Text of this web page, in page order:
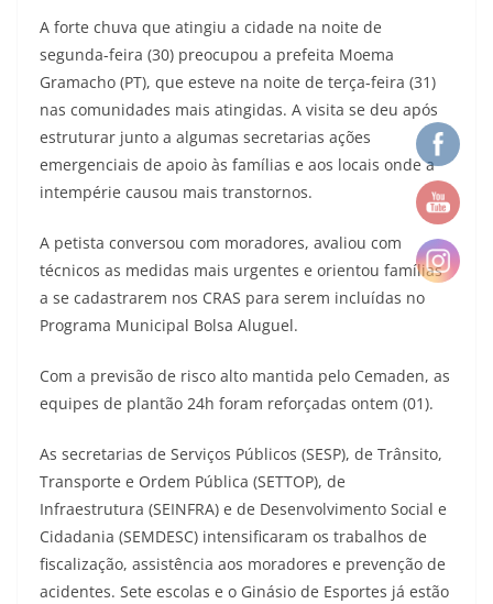
A forte chuva que atingiu a cidade na noite de
segunda-feira (30) preocupou a prefeita Moema
Gramacho (PT), que esteve na noite de terça-feira (31)
nas comunidades mais atingidas. A visita se deu após
estruturar junto a algumas secretarias ações
emergenciais de apoio às famílias e aos locais onde a
intempérie causou mais transtornos.
A petista conversou com moradores, avaliou com
técnicos as medidas mais urgentes e orientou famílias
a se cadastrarem nos CRAS para serem incluídas no
Programa Municipal Bolsa Aluguel.
Com a previsão de risco alto mantida pelo Cemaden, as
equipes de plantão 24h foram reforçadas ontem (01).
As secretarias de Serviços Públicos (SESP), de Trânsito,
Transporte e Ordem Pública (SETTOP), de
Infraestrutura (SEINFRA) e de Desenvolvimento Social e
Cidadania (SEMDESC) intensificaram os trabalhos de
fiscalização, assistência aos moradores e prevenção de
acidentes. Sete escolas e o Ginásio de Esportes já estão